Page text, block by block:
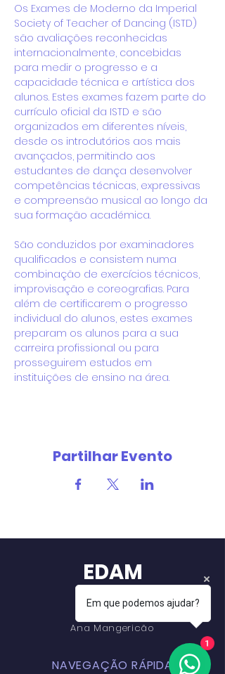
Os Exames de Moderno da Imperial
Society of Teacher of Dancing (ISTD)
são avaliações reconhecidas
internacionalmente, concebidas
para medir o progresso e a
capacidade técnica e artística dos
alunos. Estes exames fazem parte do
currículo oficial da ISTD e são
organizados em diferentes níveis,
desde os introdutórios aos mais
avançados, permitindo aos
estudantes de dança desenvolver
competências técnicas, expressivas
e compreensão musical ao longo da
sua formação académica.
São conduzidos por examinadores
qualificados e consistem numa
combinação de exercícios técnicos,
improvisação e coreografias. Para
além de certificarem o progresso
individual do alunos, estes exames
preparam os alunos para a sua
carreira profissional ou para
prosseguirem estudos em
instituições de ensino na área.
Partilhar Evento
EDAM
de Dança
Ana Mangericão
NAVEGAÇÃO RÁPIDA
Em que podemos ajudar?
1